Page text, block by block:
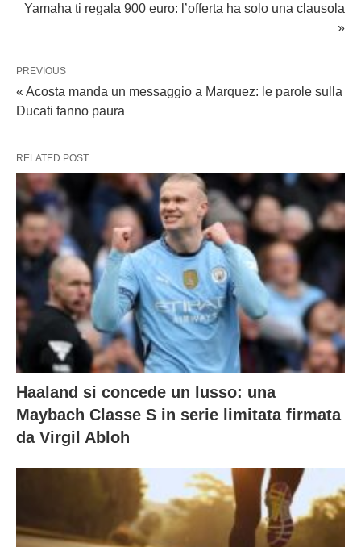
Yamaha ti regala 900 euro: l’offerta ha solo una clausola
»
PREVIOUS
« Acosta manda un messaggio a Marquez: le parole sulla
Ducati fanno paura
RELATED POST
Haaland si concede un lusso: una
Maybach Classe S in serie limitata firmata
da Virgil Abloh